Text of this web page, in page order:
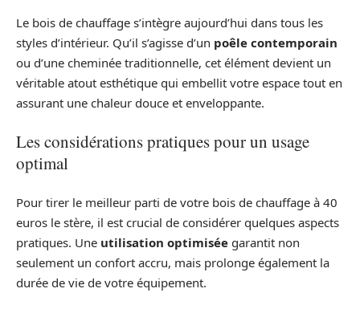
Le bois de chauffage s’intègre aujourd’hui dans tous les
styles d’intérieur. Qu’il s’agisse d’un poêle contemporain
ou d’une cheminée traditionnelle, cet élément devient un
véritable atout esthétique qui embellit votre espace tout en
assurant une chaleur douce et enveloppante.
Les considérations pratiques pour un usage
optimal
Pour tirer le meilleur parti de votre bois de chauffage à 40
euros le stère, il est crucial de considérer quelques aspects
pratiques. Une utilisation optimisée garantit non
seulement un confort accru, mais prolonge également la
durée de vie de votre équipement.